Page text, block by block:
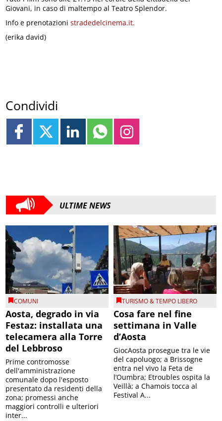
Giovani, in caso di maltempo al Teatro Splendor.
Info e prenotazioni stradedelcinema.it.
(erika david)
Condividi
ULTIME NEWS
COMUNI
Aosta, degrado in via
Festaz: installata una
telecamera alla Torre
del Lebbroso
Prime contromosse
dell'amministrazione
comunale dopo l'esposto
presentato da residenti della
zona; promessi anche
maggiori controlli e ulteriori
inter...
TURISMO & TEMPO LIBERO
Cosa fare nel fine
settimana in Valle
d’Aosta
GiocAosta prosegue tra le vie
del capoluogo; a Brissogne
entra nel vivo la Feta de
l’Oumbra; Etroubles ospita la
Veillà; a Chamois tocca al
Festival A...